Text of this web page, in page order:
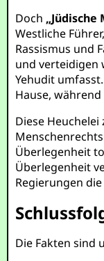
Doch
Westliche
Rassismus und
und verteidigen
Yehudit
Hause,
Diese
Überlegenheit
Überlegenheit
Regierungen
Die Fakten sind